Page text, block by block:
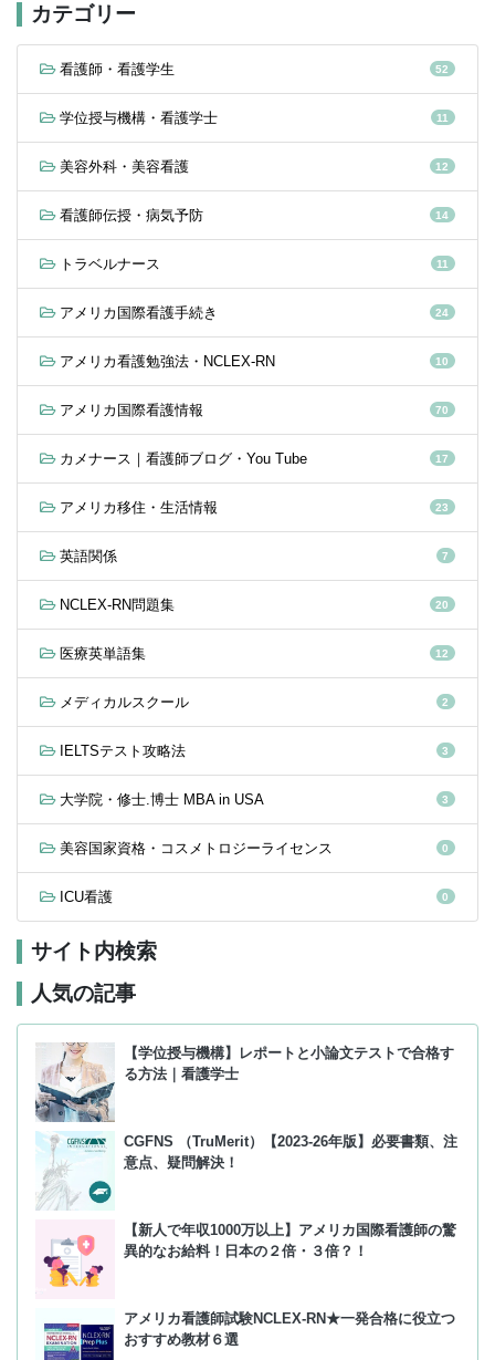
カテゴリー
看護師・看護学生 52
学位授与機構・看護学士 11
美容外科・美容看護 12
看護師伝授・病気予防 14
トラベルナース 11
アメリカ国際看護手続き 24
アメリカ看護勉強法・NCLEX-RN 10
アメリカ国際看護情報 70
カメナース｜看護師ブログ・You Tube 17
アメリカ移住・生活情報 23
英語関係 7
NCLEX-RN問題集 20
医療英単語集 12
メディカルスクール 2
IELTSテスト攻略法 3
大学院・修士.博士 MBA in USA 3
美容国家資格・コスメトロジーライセンス 0
ICU看護 0
サイト内検索
人気の記事
【学位授与機構】レポートと小論文テストで合格す
る方法｜看護学士
CGFNS （TruMerit）【2023-26年版】必要書類、注
意点、疑問解決！
【新人で年収1000万以上】アメリカ国際看護師の驚
異的なお給料！日本の２倍・３倍？！
アメリカ看護師試験NCLEX-RN★一発合格に役立つ
おすすめ教材６選